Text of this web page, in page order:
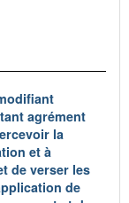
agrément
la
et à
de verser les
de